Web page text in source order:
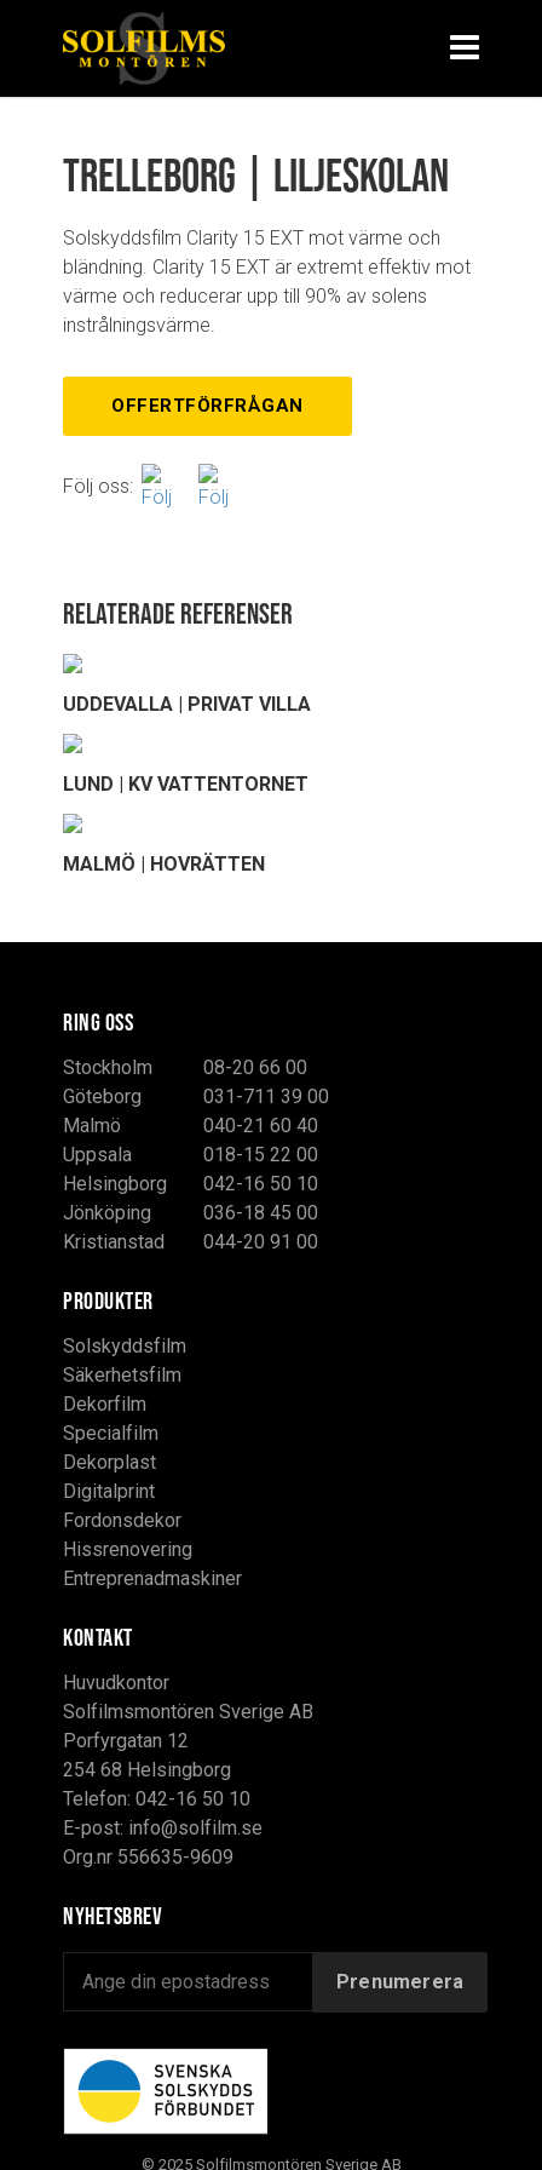
Trelleborg | Liljeskolan
Solskyddsfilm Clarity 15 EXT mot värme och
bländning. Clarity 15 EXT är extremt effektiv mot
värme och reducerar upp till 90% av solens
instrålningsvärme.
OFFERTFÖRFRÅGAN
Följ oss:
Relaterade referenser
UDDEVALLA | PRIVAT VILLA
LUND | KV VATTENTORNET
MALMÖ | HOVRÄTTEN
RING OSS
Stockholm
08-20 66 00
Göteborg
031-711 39 00
Malmö
040-21 60 40
Uppsala
018-15 22 00
Helsingborg
042-16 50 10
Jönköping
036-18 45 00
Kristianstad
044-20 91 00
PRODUKTER
Solskyddsfilm
Säkerhetsfilm
Dekorfilm
Specialfilm
Dekorplast
Digitalprint
Fordonsdekor
Hissrenovering
Entreprenadmaskiner
KONTAKT
Huvudkontor
Solfilmsmontören Sverige AB
Porfyrgatan 12
254 68 Helsingborg
Telefon: 042-16 50 10
E-post: info@solfilm.se
Org.nr 556635-9609
Nyhetsbrev
© 2025 Solfilmsmontören Sverige AB